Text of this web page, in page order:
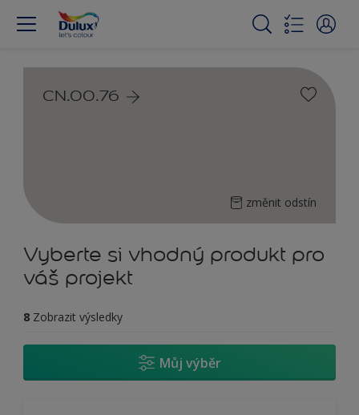
CN.00.76
změnit odstín
Vyberte si vhodný produkt pro
váš projekt
8 Zobrazit výsledky
Můj výběr